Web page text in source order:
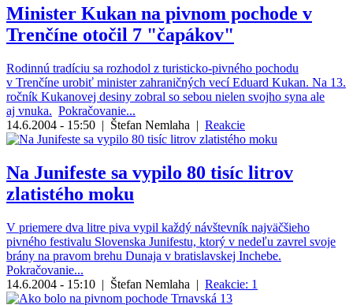
Minister Kukan na pivnom pochode v
Trenčíne otočil 7 "čapákov"
Rodinnú tradíciu sa rozhodol z turisticko-pivného pochodu
v Trenčíne urobiť minister zahraničných vecí Eduard Kukan. Na 13.
ročník Kukanovej desiny zobral so sebou nielen svojho syna ale
aj vnuka. Pokračovanie...
14.6.2004 - 15:50 | Štefan Nemlaha | Reakcie
Na Junifeste sa vypilo 80 tisíc litrov
zlatistého moku
V priemere dva litre piva vypil každý návštevník najväčšieho
pivného festivalu Slovenska Junifestu, ktorý v nedeľu zavrel svoje
brány na pravom brehu Dunaja v bratislavskej Inchebe.
Pokračovanie...
14.6.2004 - 15:10 | Štefan Nemlaha | Reakcie: 1